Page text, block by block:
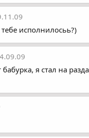
исполнилосьь?)
бабурка, я стал на